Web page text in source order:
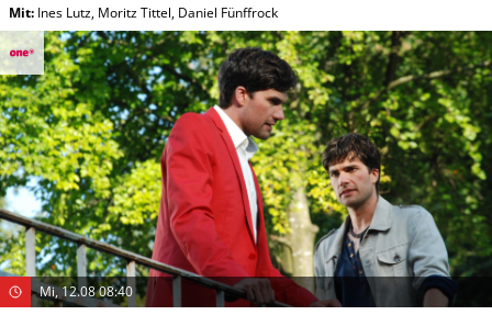
Mit: Ines Lutz, Moritz Tittel, Daniel Fünffrock
Mi, 12.08 08:40